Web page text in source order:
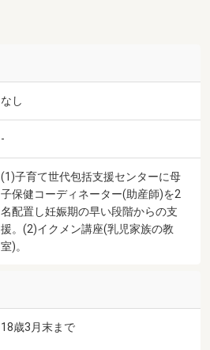
なし
-
(1)子育て世代包括支援センターに母
子保健コーディネーター(助産師)を2
名配置し妊娠期の早い段階からの支
援。(2)イクメン講座(乳児家族の教
室)。
18歳3月末まで